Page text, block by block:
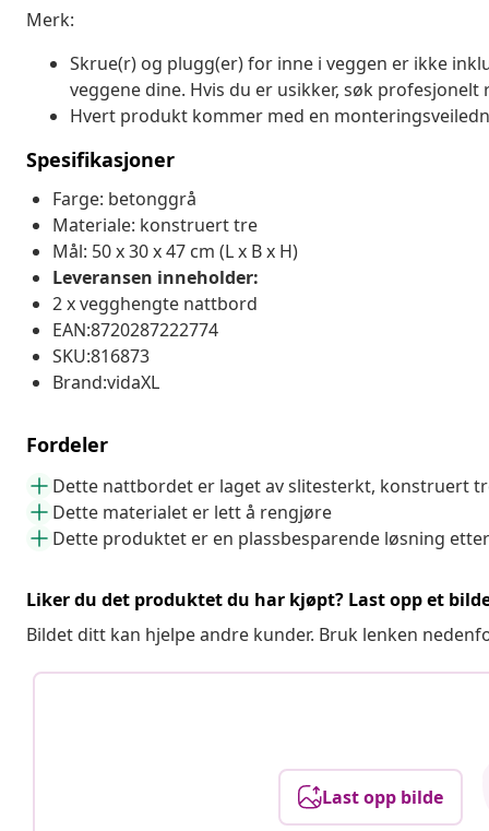
Merk:
Skrue(r) og plugg(er) for inne i veggen er ikke
veggene dine. Hvis du er usikker, søk
Hvert produkt kommer med en
Spesifikasjoner
Farge: betonggrå
Materiale: konstruert tre
Mål: 50 x 30 x 47 cm (L x B x H)
Leveransen inneholder:
2 x vegghengte nattbord
EAN:8720287222774
SKU:816873
Brand:vidaXL
Fordeler
Dette nattbordet er laget av slitesterkt, konstruert
Dette materialet er lett å rengjøre
Dette produktet er en plassbesparende løsning
Liker du det produktet du har kjøpt? Last opp et
Bildet ditt kan hjelpe andre kunder. Bruk lenken
Last opp bilde